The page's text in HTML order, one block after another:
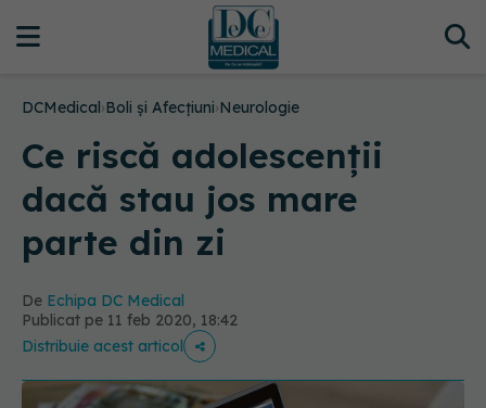
DCMedical›Boli și Afecțiuni›Neurologie
Ce riscă adolescenții
dacă stau jos mare
parte din zi
De Echipa DC Medical
Publicat pe 11 feb 2020, 18:42
Distribuie acest articol